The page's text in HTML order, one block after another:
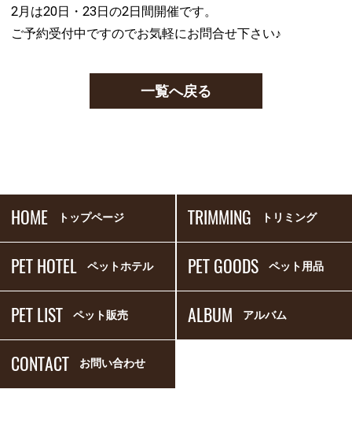
2月は20日・23日の2日間開催です。
ご予約受付中ですのでお気軽にお問合せ下さい♪
一覧へ戻る
HOME トップページ TRIMMING トリミング
PET HOTEL ペットホテル PET GOODS ペット用品
PET LIST ペット販売 ALBUM アルバム
CONTACT お問い合わせ